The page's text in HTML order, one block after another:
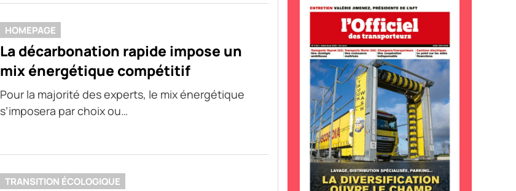
HOMEPAGE
La décarbonation rapide impose un
mix énergétique compétitif
Pour la majorité des experts, le mix énergétique
s’imposera par choix ou…
TRANSITION ÉCOLOGIQUE